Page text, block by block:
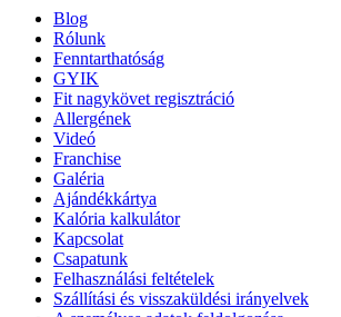
Blog
Rólunk
Fenntarthatóság
GYIK
Fit nagykövet regisztráció
Allergének
Videó
Franchise
Galéria
Ajándékkártya
Kalória kalkulátor
Kapcsolat
Csapatunk
Felhasználási feltételek
Szállítási és visszaküldési irányelvek